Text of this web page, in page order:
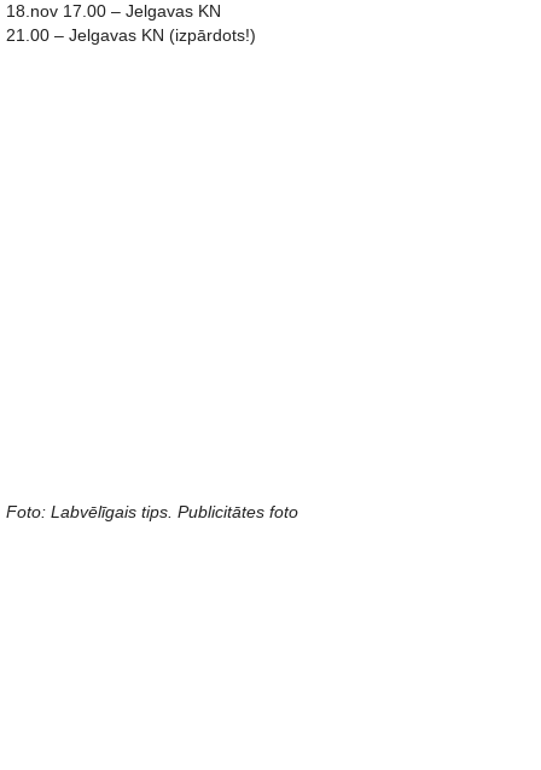
18.nov 17.00 – Jelgavas KN
21.00 – Jelgavas KN (izpārdots!)
Foto: Labvēlīgais tips. Publicitātes foto